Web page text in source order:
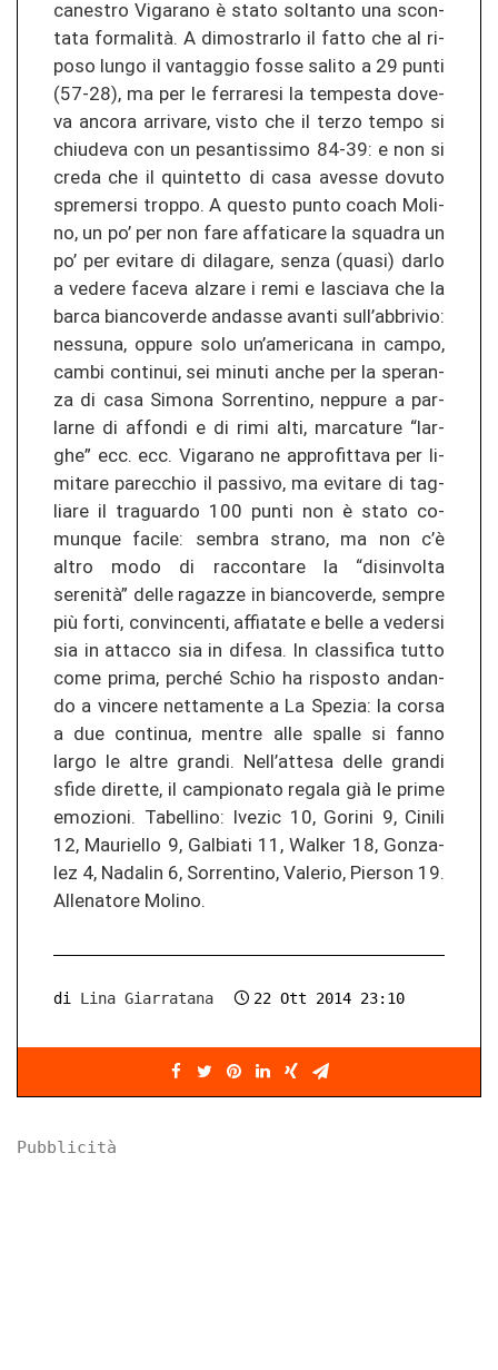
ca­nes­tro Vi­ga­ra­no è stato sol­tan­to una scon­
ta­ta formalità. A di­mos­trar­lo il fatto che al ri­
poso lungo il van­ta­g­gio fosse sa­li­to a 29 punti
(57-28), ma per le fer­ra­re­si la tem­pes­ta do­ve­
va an­co­ra ar­ri­va­re, visto che il terzo tempo si
chiu­de­va con un pe­san­tis­si­mo 84-39: e non si
creda che il quin­tet­to di casa aves­se do­vu­to
spre­mer­si trop­po. A ques­to punto coach Mo­li­
no, un po’ per non fare af­fa­ti­ca­re la squa­dra un
po’ per evi­ta­re di di­la­ga­re, senza (quasi) darlo
a ve­de­re fa­ce­va al­za­re i remi e la­s­cia­va che la
barca bi­an­co­ver­de an­das­se avan­ti sull’ab­bri­vio:
nes­su­na, op­pu­re solo un’ame­ri­ca­na in campo,
cambi con­ti­nui, sei mi­nu­ti anche per la spe­ran­
za di casa Si­mo­na Sor­ren­ti­no, nep­pu­re a par­
lar­ne di af­fon­di e di rimi alti, mar­ca­tu­re “lar­
ghe” ecc. ecc. Vi­ga­ra­no ne ap­pro­fit­ta­va per li­
mi­ta­re pa­rec­chio il pas­si­vo, ma evi­ta­re di tag­
lia­re il tra­guar­do 100 punti non è stato co­
mun­que fa­ci­le: sem­bra stra­no, ma non c’è
altro modo di rac­con­ta­re la “di­sin­vol­ta
serenità” delle ra­ga­z­ze in bi­an­co­ver­de, sem­pre
più forti, con­vin­cen­ti, af­fia­ta­te e belle a ve­der­si
sia in at­tac­co sia in di­fe­sa. In clas­si­fi­ca tutto
come prima, per­ché Schio ha ris­posto an­dan­
do a vin­ce­re net­ta­men­te a La Spe­zia: la corsa
a due con­ti­nua, men­tre alle spal­le si fanno
largo le altre gran­di. Nell’at­te­sa delle gran­di
sfide di­ret­te, il cam­pio­na­to re­ga­la già le prime
emo­zio­ni. Ta­bel­li­no: Ive­zic 10, Go­ri­ni 9, Ci­ni­li
12, Mau­riel­lo 9, Gal­bia­ti 11, Walker 18, Go­n­za­
lez 4, Na­da­lin 6, Sor­ren­ti­no, Va­le­rio, Pier­son 19.
Al­le­na­to­re Mo­li­no.
di Lina Giarratana 22 Ott 2014 23:10
Pubblicità